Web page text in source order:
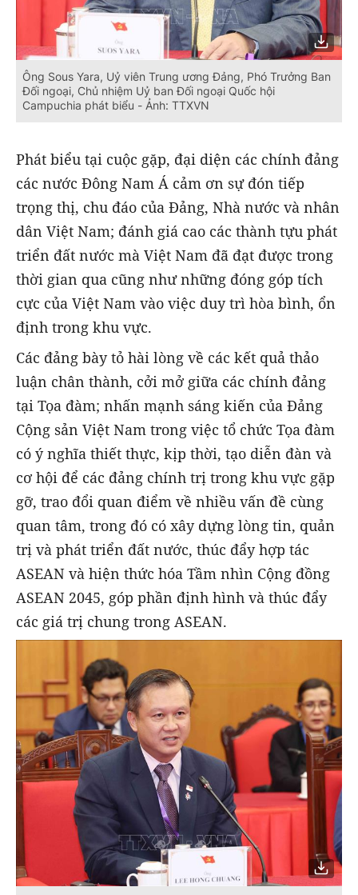
Ông Sous Yara, Uỷ viên Trung ương Đảng, Phó Trưởng Ban
Đối ngoại, Chủ nhiệm Uỷ ban Đối ngoại Quốc hội
Campuchia phát biểu - Ảnh: TTXVN
Phát biểu tại cuộc gặp, đại diện các chính đảng
các nước Đông Nam Á cảm ơn sự đón tiếp
trọng thị, chu đáo của Đảng, Nhà nước và nhân
dân Việt Nam; đánh giá cao các thành tựu phát
triển đất nước mà Việt Nam đã đạt được trong
thời gian qua cũng như những đóng góp tích
cực của Việt Nam vào việc duy trì hòa bình, ổn
định trong khu vực.
Các đảng bày tỏ hài lòng về các kết quả thảo
luận chân thành, cởi mở giữa các chính đảng
tại Tọa đàm; nhấn mạnh sáng kiến của Đảng
Cộng sản Việt Nam trong việc tổ chức Tọa đàm
có ý nghĩa thiết thực, kịp thời, tạo diễn đàn và
cơ hội để các đảng chính trị trong khu vực gặp
gỡ, trao đổi quan điểm về nhiều vấn đề cùng
quan tâm, trong đó có xây dựng lòng tin, quản
trị và phát triển đất nước, thúc đẩy hợp tác
ASEAN và hiện thức hóa Tầm nhìn Cộng đồng
ASEAN 2045, góp phần định hình và thúc đẩy
các giá trị chung trong ASEAN.